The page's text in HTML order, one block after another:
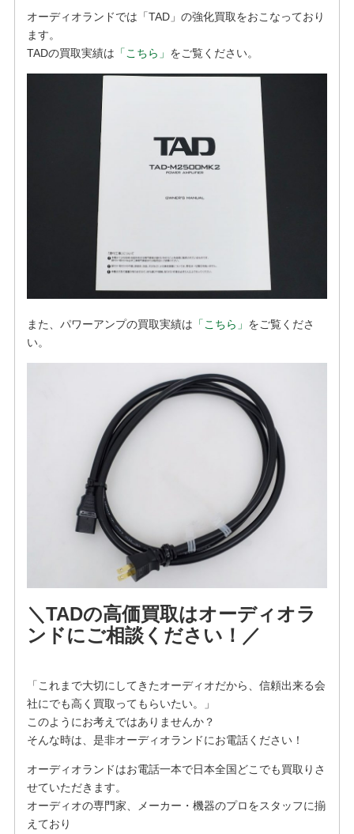
オーディオランドでは「TAD」の強化買取をおこなっており
ます。
TADの買取実績は 「こちら」 をご覧ください。
また、パワーアンプの買取実績は 「こちら」 をご覧くださ
い。
＼TADの高価買取はオーディオラ
ンドにご相談ください！／
「これまで大切にしてきたオーディオだから、信頼出来る会
社にでも高く買取ってもらいたい。」
このようにお考えではありませんか？
そんな時は、是非オーディオランドにお電話ください！
オーディオランドはお電話一本で日本全国どこでも買取りさ
せていただきます。
オーディオの専門家、メーカー・機器のプロをスタッフに揃
えており